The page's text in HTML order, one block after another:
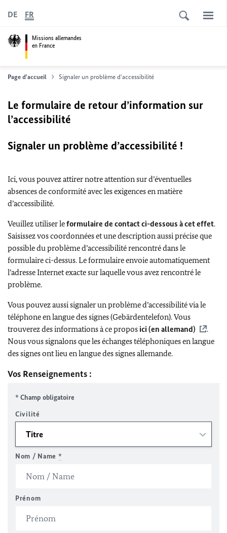
Missions allemandes
en France
DE FR
Page d'accueil Signaler un problème d'accessibilité
Le formulaire de retour d’information sur
l’accessibilité
Signaler un problème d’accessibilité !
Ici, vous pouvez attirer notre attention sur d’éventuelles
absences de conformité avec les exigences en matière
d’accessibilité.
Veuillez utiliser leformulaire de contact ci-dessous à cet effet.
Saisissez vos coordonnées et une description aussi précise que
possible du problème d’accessibilité rencontré dans le
formulaire ci-dessus. Le formulaire envoie automatiquement
l’adresse Internet exacte sur laquelle vous avez rencontré le
problème.
Vous pouvez aussi signaler un problème d’accessibilité via le
téléphone en langue des signes (Gebärdentelefon). Vous
trouverez des informations à ce propos ici (en allemand)
.
Nous vous signalons que les échanges téléphoniques en langue
des signes ont lieu en langue des signes allemande.
Vos Renseignements :
* Champ obligatoire
Civilité
Nom / Name *
Prénom